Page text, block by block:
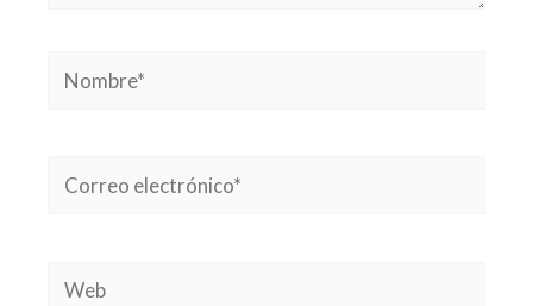
Nombre*
Correo
Web